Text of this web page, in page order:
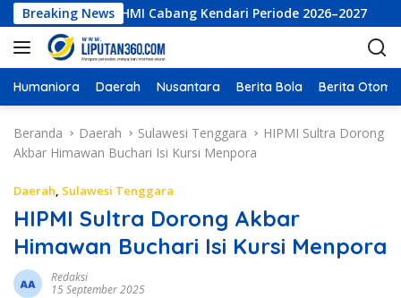
a
g
u
Breaking News
LKBHMI Cabang Kendari Periode 2026–2027
Humaniora Daerah Nusantara Berita Bola Berita
Beranda Daerah Sulawesi Tenggara
HIPMI Sultra Dorong
Akbar Himawan Buchari Isi Kursi Menpora
Daerah, Sulawesi Tenggara
HIPMI Sultra Dorong Akbar
Himawan Buchari Isi Kursi Menpora
Redaksi
15 September 2025